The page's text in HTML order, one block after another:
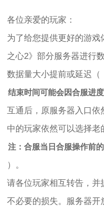
各位亲爱的玩家：
为了给您提供更好的游
之心2》部分服务器进行
数据量大小提前或延迟（
结束时间可能会因合服进
互通后，原服务器入口
中的玩家依然可以选择老
注：合服当日合服操作前
）。
请各位玩家相互转告，
不必要的损失。服务器